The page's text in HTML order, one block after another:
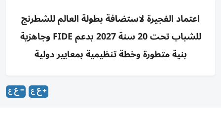
اعتماد الفجيرة لاستضافة بطولة العالم للشطرنج
للشباب تحت 20 سنة 2027 بدعم FIDE وجاهزية
بنية متطورة وخطة تنظيمية بمعايير دولية